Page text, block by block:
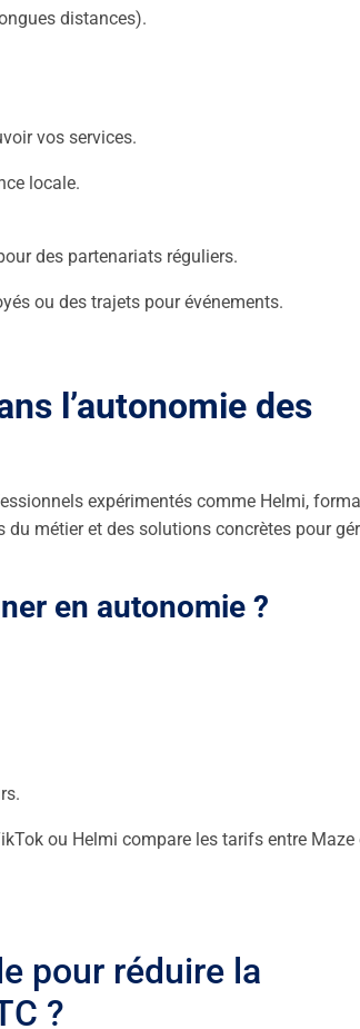
distances).
vos services.
locale.
des partenariats réguliers.
ou des trajets pour événements.
l’autonomie des
expérimentés comme Helmi,
métier et des solutions concrètes pour
en autonomie ?
ou Helmi compare les tarifs entre Maze
pour réduire la
?